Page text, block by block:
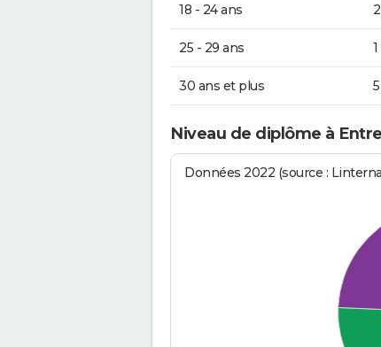
18 - 24 ans
25 - 29 ans 1
30 ans et plus 5
Niveau de diplôme à
Données 2022 (source :